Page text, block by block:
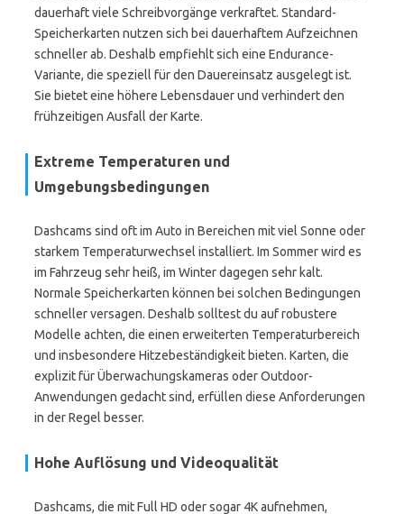
dauerhaft viele Schreibvorgänge verkraftet. Standard-
Speicherkarten nutzen sich bei dauerhaftem Aufzeichnen
schneller ab. Deshalb empfiehlt sich eine Endurance-
Variante, die speziell für den Dauereinsatz ausgelegt ist.
Sie bietet eine höhere Lebensdauer und verhindert den
frühzeitigen Ausfall der Karte.
Extreme Temperaturen und
Umgebungsbedingungen
Dashcams sind oft im Auto in Bereichen mit viel Sonne oder
starkem Temperaturwechsel installiert. Im Sommer wird es
im Fahrzeug sehr heiß, im Winter dagegen sehr kalt.
Normale Speicherkarten können bei solchen Bedingungen
schneller versagen. Deshalb solltest du auf robustere
Modelle achten, die einen erweiterten Temperaturbereich
und insbesondere Hitzebeständigkeit bieten. Karten, die
explizit für Überwachungskameras oder Outdoor-
Anwendungen gedacht sind, erfüllen diese Anforderungen
in der Regel besser.
Hohe Auflösung und Videoqualität
Dashcams, die mit Full HD oder sogar 4K aufnehmen,